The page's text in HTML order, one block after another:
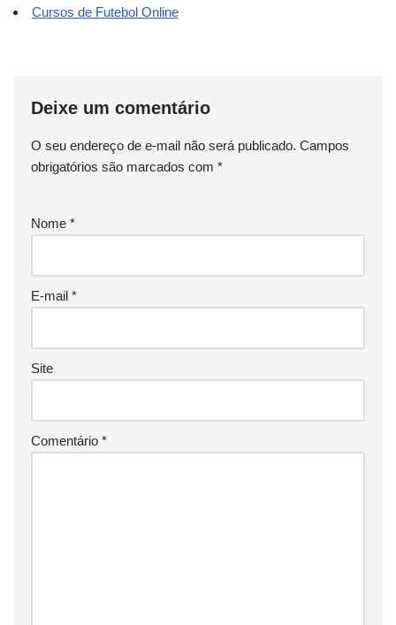
Cursos de Futebol Online
Deixe um comentário
O seu endereço de e-mail não será publicado. Campos
obrigatórios são marcados com *
Nome *
E-mail *
Site
Comentário *